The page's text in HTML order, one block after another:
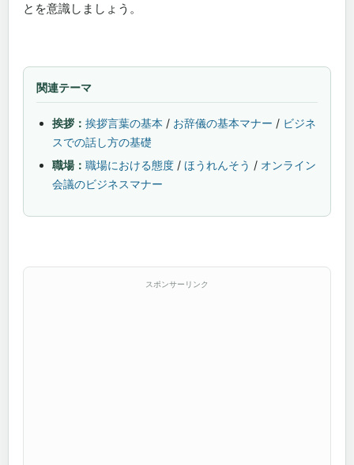
とを意識しましょう。
関連テーマ
挨拶： 挨拶言葉の基本 / お辞儀の基本マナー / ビジネ
スでの話し方の基礎
職場： 職場における態度/ ほうれんそう / オンライン
会議のビジネスマナー
スポンサーリンク